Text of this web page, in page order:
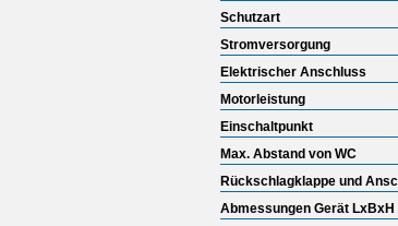
Schutzart
Stromversorgung
Elektrischer Anschluss
Motorleistung
Einschaltpunkt
Max. Abstand von WC
Rückschlagklappe und
Abmessungen Gerät LxBxH